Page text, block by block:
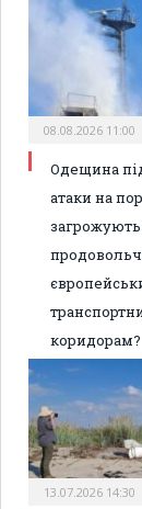
08.08.2026 11:00
Одещина
атаки на
коридорам?
13.07.2026 14:30